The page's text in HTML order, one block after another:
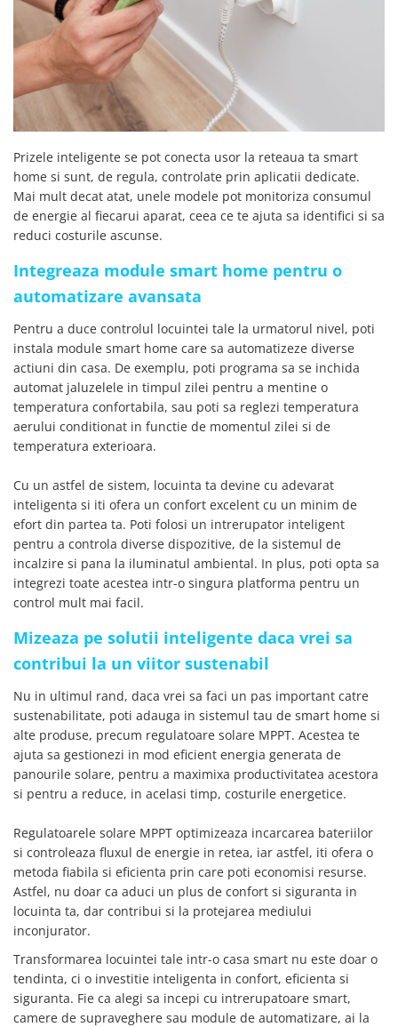
Prizele inteligente se pot conecta usor la reteaua ta smart
home si sunt, de regula, controlate prin aplicatii dedicate.
Mai mult decat atat, unele modele pot monitoriza consumul
de energie al fiecarui aparat, ceea ce te ajuta sa identifici si sa
reduci costurile ascunse.
Integreaza module smart home pentru o
automatizare avansata
Pentru a duce controlul locuintei tale la urmatorul nivel, poti
instala module smart home care sa automatizeze diverse
actiuni din casa. De exemplu, poti programa sa se inchida
automat jaluzelele in timpul zilei pentru a mentine o
temperatura confortabila, sau poti sa reglezi temperatura
aerului conditionat in functie de momentul zilei si de
temperatura exterioara.
Cu un astfel de sistem, locuinta ta devine cu adevarat
inteligenta si iti ofera un confort excelent cu un minim de
efort din partea ta. Poti folosi un intrerupator inteligent
pentru a controla diverse dispozitive, de la sistemul de
incalzire si pana la iluminatul ambiental. In plus, poti opta sa
integrezi toate acestea intr-o singura platforma pentru un
control mult mai facil.
Mizeaza pe solutii inteligente daca vrei sa
contribui la un viitor sustenabil
Nu in ultimul rand, daca vrei sa faci un pas important catre
sustenabilitate, poti adauga in sistemul tau de smart home si
alte produse, precum regulatoare solare MPPT. Acestea te
ajuta sa gestionezi in mod eficient energia generata de
panourile solare, pentru a maximixa productivitatea acestora
si pentru a reduce, in acelasi timp, costurile energetice.
Regulatoarele solare MPPT optimizeaza incarcarea bateriilor
si controleaza fluxul de energie in retea, iar astfel, iti ofera o
metoda fiabila si eficienta prin care poti economisi resurse.
Astfel, nu doar ca aduci un plus de confort si siguranta in
locuinta ta, dar contribui si la protejarea mediului
inconjurator.
Transformarea locuintei tale intr-o casa smart nu este doar o
tendinta, ci o investitie inteligenta in confort, eficienta si
siguranta. Fie ca alegi sa incepi cu intrerupatoare smart,
camere de supraveghere sau module de automatizare, ai la